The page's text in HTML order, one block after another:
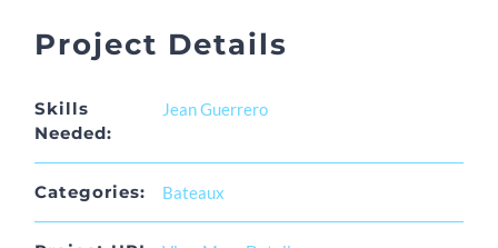
Project Details
Skills
Needed:
Jean Guerrero
Categories: Bateaux